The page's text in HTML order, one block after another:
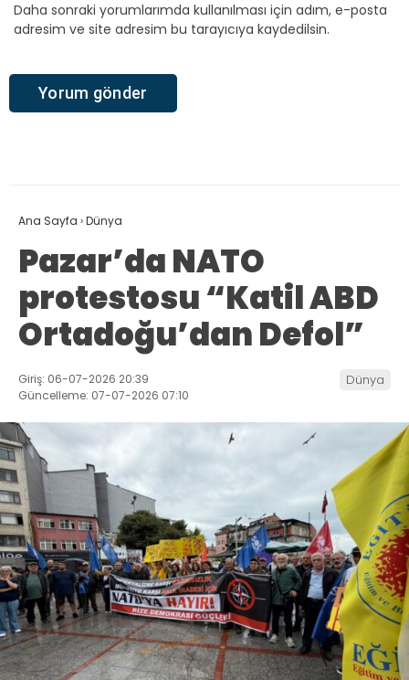
Daha sonraki yorumlarımda kullanılması için adım, e-posta
adresim ve site adresim bu tarayıcıya kaydedilsin.
Ana Sayfa ›Dünya
Pazar’da NATO
protestosu “Katil ABD
Ortadoğu’dan Defol”
Giriş: 06-07-2026 20:39
Güncelleme: 07-07-2026 07:10
Dünya